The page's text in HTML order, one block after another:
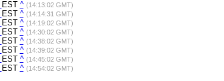
EST ^ (14:13:02 GMT)
EST ^ (14:14:31 GMT)
EST ^ (14:19:02 GMT)
EST ^ (14:30:02 GMT)
EST ^ (14:38:02 GMT)
EST ^ (14:39:02 GMT)
EST ^ (14:45:02 GMT)
EST ^ (14:54:02 GMT)